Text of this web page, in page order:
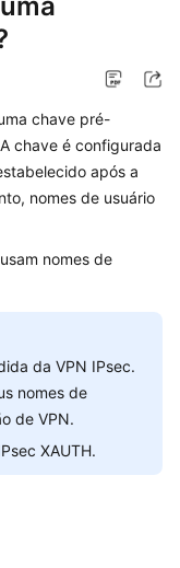
chave pré-
chave é configurada
após a
nomes de usuário
nomes de
da VPN IPsec.
nomes de
de VPN.
XAUTH.